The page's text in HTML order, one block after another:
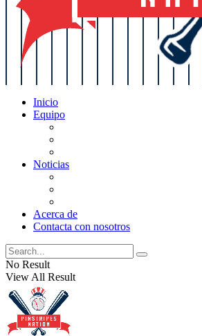
Inicio
Equipo
Noticias
Acerca de
Contacta con nosotros
No Result
View All Result